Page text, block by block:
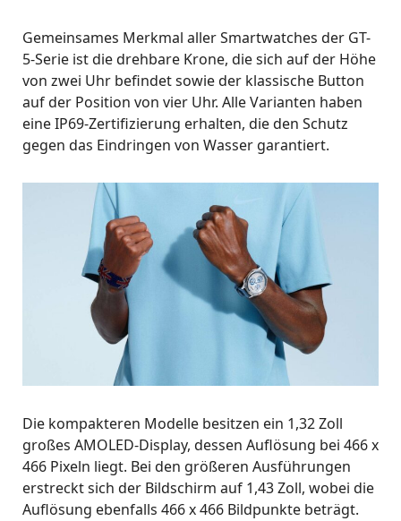
Gemeinsames Merkmal aller Smartwatches der GT-
5-Serie ist die drehbare Krone, die sich auf der Höhe
von zwei Uhr befindet sowie der klassische Button
auf der Position von vier Uhr. Alle Varianten haben
eine IP69-Zertifizierung erhalten, die den Schutz
gegen das Eindringen von Wasser garantiert.
Die kompakteren Modelle besitzen ein 1,32 Zoll
großes AMOLED-Display, dessen Auflösung bei 466 x
466 Pixeln liegt. Bei den größeren Ausführungen
erstreckt sich der Bildschirm auf 1,43 Zoll, wobei die
Auflösung ebenfalls 466 x 466 Bildpunkte beträgt.